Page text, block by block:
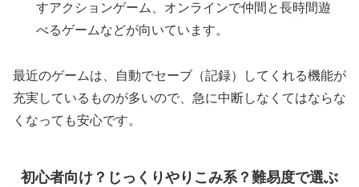
すアクションゲーム、オンラインで仲間と長時間遊
べるゲームなどが向いています。
最近のゲームは、自動でセーブ（記録）してくれる機能が
充実しているものが多いので、急に中断しなくてはならな
くなっても安心です。
初心者向け？じっくりやりこみ系？難易度で選ぶ